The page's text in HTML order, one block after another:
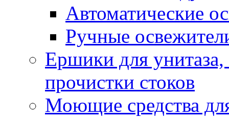
Автоматические
Ручные
Ершики для
прочистки стоков
Моющие средства